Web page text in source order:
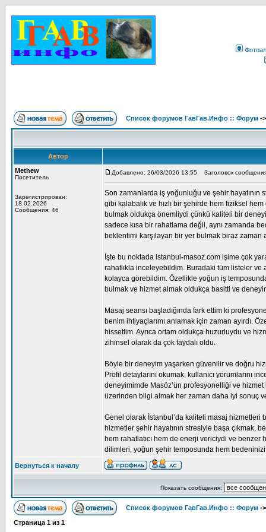
Список форумов ГавГав.Инфо :: Форум -
Автор
Methew
Посетитель
Зарегистрирован:
18.02.2026
Сообщения: 46
Добавлено: 26/03/2026 13:55 Заголовок
Son zamanlarda iş yoğunluğu ve şehir hayatının
gibi kalabalık ve hızlı bir şehirde hem fiziksel
bulmak oldukça önemliydi çünkü kaliteli bir
sadece kısa bir rahatlama değil, aynı zamanda
beklentimi karşılayan bir yer bulmak biraz zaman
İşte bu noktada istanbul-masoz.com işime çok
rahatlıkla inceleyebildim. Buradaki tüm listeler ve
kolayca görebildim. Özellikle yoğun iş
bulmak ve hizmet almak oldukça basitti ve
Masaj seansı başladığında fark ettim ki
benim ihtiyaçlarımı anlamak için zaman ayırdı.
hissettim. Ayrıca ortam oldukça huzurluydu ve
zihinsel olarak da çok faydalı oldu.
Böyle bir deneyim yaşarken güvenilir ve doğru
Profil detaylarını okumak, kullanıcı yorumlarını
deneyimimde Masöz’ün profesyonelliği ve
üzerinden bilgi almak her zaman daha iyi sonuç
Genel olarak İstanbul’da kaliteli masaj hizmetleri
hizmetler şehir hayatının stresiyle başa çıkmak,
hem rahatlatıcı hem de enerji vericiydi ve benzer
dilimleri, yoğun şehir temposunda hem
Вернуться к началу
Показать сообщения:
Список форумов ГавГав.Инфо :: Форум -
Страница 1 из 1